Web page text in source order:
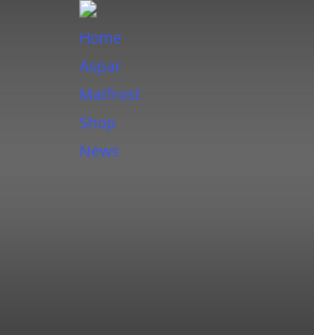
Home
Aspar
Maifrost
Shop
News